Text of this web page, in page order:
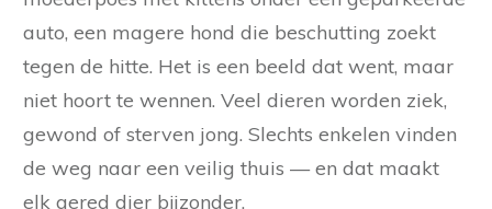
auto, een magere hond die beschutting zoekt
tegen de hitte. Het is een beeld dat went, maar
niet hoort te wennen. Veel dieren worden ziek,
gewond of sterven jong. Slechts enkelen vinden
de weg naar een veilig thuis — en dat maakt
elk gered dier bijzonder.